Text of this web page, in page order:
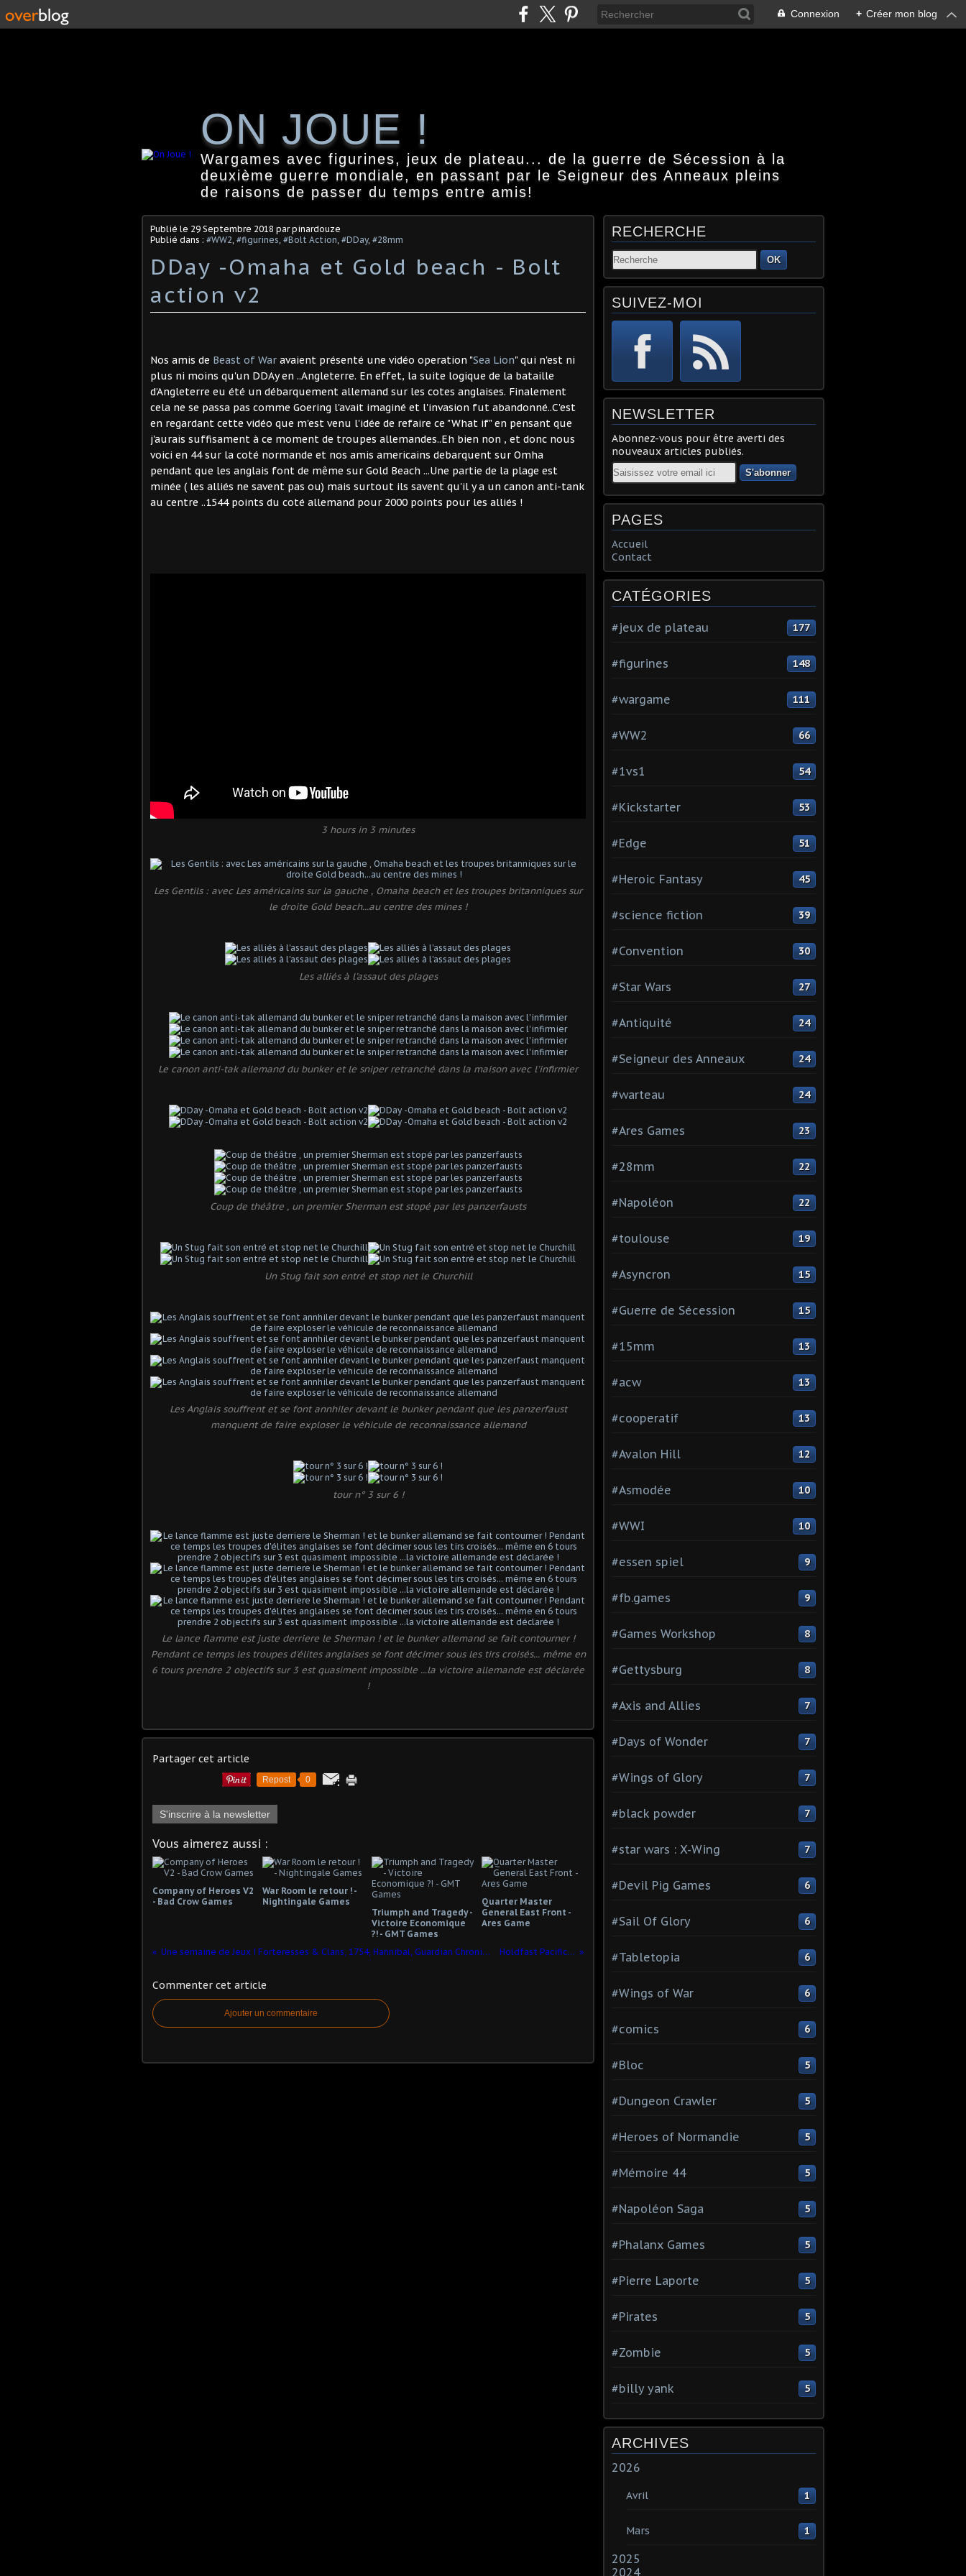
Connexion + Créer mon blog
ON JOUE !
Wargames avec figurines, jeux de plateau... de la guerre de Sécession à la
deuxième guerre mondiale, en passant par le Seigneur des Anneaux pleins
de raisons de passer du temps entre amis!
Publié le 29 Septembre 2018 par pinardouze
Publié dans : #WW2, #figurines, #Bolt Action, #DDay, #28mm
DDay -Omaha et Gold beach - Bolt
action v2
Nos amis de Beast of War avaient présenté une vidéo operation "Sea Lion" qui n'est ni
plus ni moins qu'un DDAy en ..Angleterre. En effet, la suite logique de la bataille
d’Angleterre eu été un débarquement allemand sur les cotes anglaises. Finalement
cela ne se passa pas comme Goering l'avait imaginé et l'invasion fut abandonné..C'est
en regardant cette vidéo que m'est venu l'idée de refaire ce "What if" en pensant que
j'aurais suffisament à ce moment de troupes allemandes..Eh bien non , et donc nous
voici en 44 sur la coté normande et nos amis americains debarquent sur Omha
pendant que les anglais font de même sur Gold Beach ...Une partie de la plage est
minée ( les alliés ne savent pas ou) mais surtout ils savent qu'il y a un canon anti-tank
au centre ..1544 points du coté allemand pour 2000 points pour les alliés !
3 hours in 3 minutes
Les Gentils : avec Les américains sur la gauche , Omaha beach et les troupes britanniques sur
le droite Gold beach...au centre des mines !
Les alliés à l'assaut des plages
Le canon anti-tak allemand du bunker et le sniper retranché dans la maison avec l'infirmier
Coup de théâtre , un premier Sherman est stopé par les panzerfausts
Un Stug fait son entré et stop net le Churchill
Les Anglais souffrent et se font annhiler devant le bunker pendant que les panzerfaust
manquent de faire exploser le véhicule de reconnaissance allemand
tour n° 3 sur 6 !
Le lance flamme est juste derriere le Sherman ! et le bunker allemand se fait contourner !
Pendant ce temps les troupes d'élites anglaises se font décimer sous les tirs croisés... même en
6 tours prendre 2 objectifs sur 3 est quasiment impossible ...la victoire allemande est déclarée
!
Partager cet article
Repost 0
S'inscrire à la newsletter
Vous aimerez aussi :
Company of Heroes V2
- Bad Crow Games
War Room le retour ! -
Nightingale Games
Triumph and Tragedy -
Victoire Economique
?! - GMT Games
Quarter Master
General East Front -
Ares Game
Une semaine de Jeux ! Forteresses & Clans, 1754, Hannibal, Guardian Chronicles 2, Dice Masters,Tiny Epic Galaxy, Marvel Heroes Holdfast Pacific - Worthington
Commenter cet article
Ajouter un commentaire
RECHERCHE
OK
SUIVEZ-MOI
NEWSLETTER
Abonnez-vous pour être averti des
nouveaux articles publiés.
Email
PAGES
Accueil
Contact
CATÉGORIES
#jeux de plateau 177
#figurines 148
#wargame 111
#WW2 66
#1vs1 54
#Kickstarter 53
#Edge 51
#Heroic Fantasy 45
#science fiction 39
#Convention 30
#Star Wars 27
#Antiquité 24
#Seigneur des Anneaux 24
#warteau 24
#Ares Games 23
#28mm 22
#Napoléon 22
#toulouse 19
#Asyncron 15
#Guerre de Sécession 15
#15mm 13
#acw 13
#cooperatif 13
#Avalon Hill 12
#Asmodée 10
#WWI 10
#essen spiel 9
#fb.games 9
#Games Workshop 8
#Gettysburg 8
#Axis and Allies 7
#Days of Wonder 7
#Wings of Glory 7
#black powder 7
#star wars : X-Wing 7
#Devil Pig Games 6
#Sail Of Glory 6
#Tabletopia 6
#Wings of War 6
#comics 6
#Bloc 5
#Dungeon Crawler 5
#Heroes of Normandie 5
#Mémoire 44 5
#Napoléon Saga 5
#Phalanx Games 5
#Pierre Laporte 5
#Pirates 5
#Zombie 5
#billy yank 5
ARCHIVES
2026
Avril 1
Mars 1
2025
2024